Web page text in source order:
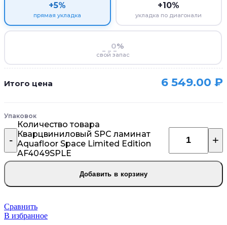
+5%
прямая укладка
+10%
укладка по диагонали
%
свой запас
Итого цена 6 549.00 ₽
Упаковок
Количество товара
Кварцвиниловый SPC ламинат
Aquafloor Space Limited Edition
AF4049SPLE
Добавить в корзину
Сравнить
В избранное